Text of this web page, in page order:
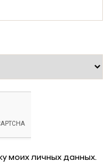
моих личных данных.